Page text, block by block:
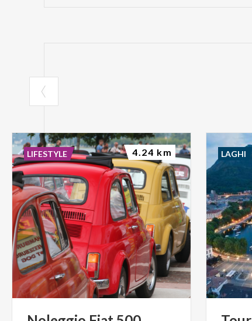
LIFESTYLE 4.24 km LAGHI